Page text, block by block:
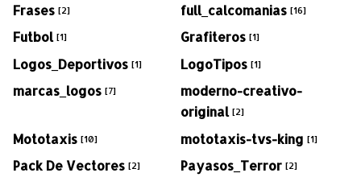
Frases [2] full_calcomanias [16]
Futbol [1] Grafiteros [1]
Logos_Deportivos [1] LogoTipos [1]
marcas_logos [7]
moderno-creativo-
original [2]
Mototaxis [10] mototaxis-tvs-king [1]
Pack De Vectores [2] Payasos_Terror [2]